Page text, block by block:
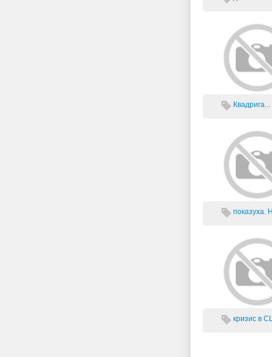
Квадрига...
показуха.
кризис в